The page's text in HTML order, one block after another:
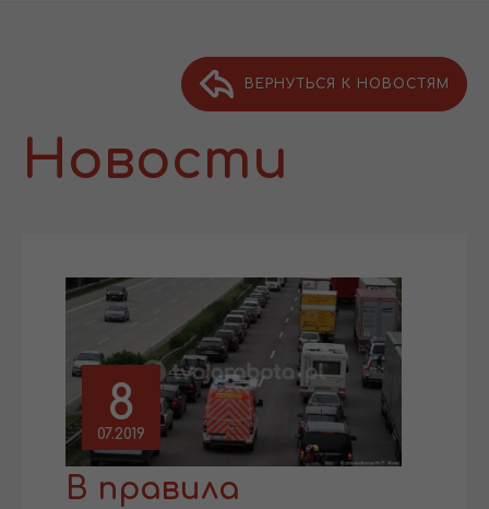
ВЕРНУТЬСЯ К НОВОСТЯМ
Новости
8
07.2019
В правила